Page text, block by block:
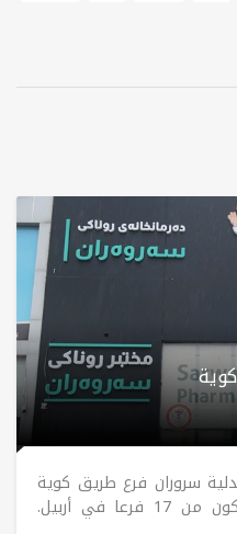
سروران فرع طريق كوية
عام 2022 وتخدم المجتمع. ويتكون من 17 فرعا في أربيل.